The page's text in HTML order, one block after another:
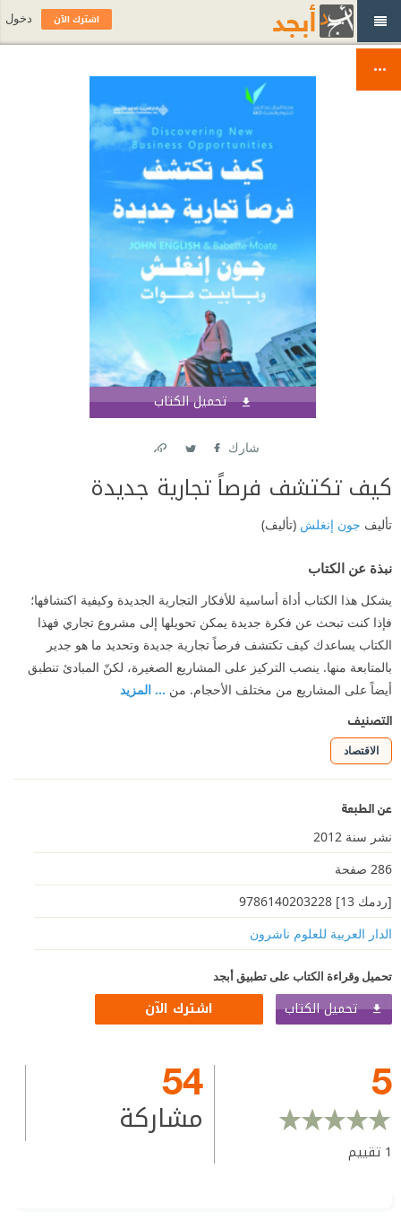
تحميل الكتاب
شارك
Facebook
كيف تكتشف فرصاً تجارية جديدة
تأليف جون إنغلش (تأليف)
نبذة عن الكتاب
يشكل هذا الكتاب أداة أساسية للأفكار التجارية الجديدة وكيفية اكتشافها؛
فإذا كنت تبحث عن فكرة جديدة يمكن تحويلها إلى مشروع تجاري فهذا
الكتاب يساعدك كيف تكتشف فرصاً تجارية جديدة وتحديد ما هو جدير
بالمتابعة منها. ينصب التركيز على المشاريع الصغيرة، لكنّ المبادئ تنطبق
أيضاً على المشاريع من مختلف الأحجام. من ... المزيد
التصنيف
الاقتصاد
عن الطبعة
نشر سنة 2012
286 صفحة
[ردمك 13] 9786140203228
الدار العربية للعلوم ناشرون
تحميل وقراءة الكتاب على تطبيق أبجد
تحميل الكتاب اشترك الآن
5
1 تقييم
54
مشاركة
اشترك الآن دخول